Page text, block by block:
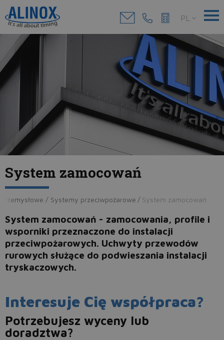
PL
System zamocowań
/ Systemy przeciwpożarowe / System zamocowań
System zamocowań - zamocowania, profile i
wsporniki przeznaczone do instalacji
przeciwpożarowych. Uchwyty przewodów
rurowych służące do podwieszania instalacji
tryskaczowych.
Interesuje Cię współpraca?
Potrzebujesz wyceny lub
doradztwa?